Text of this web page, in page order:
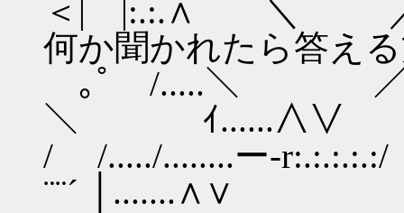
＜| |:.:.∧
何か聞かれたら答え
｡ﾟ /.....＼ ／:.{/
＼ ｲ......∧∨
/ /...../........ー
¨¨´ │.......∧∨